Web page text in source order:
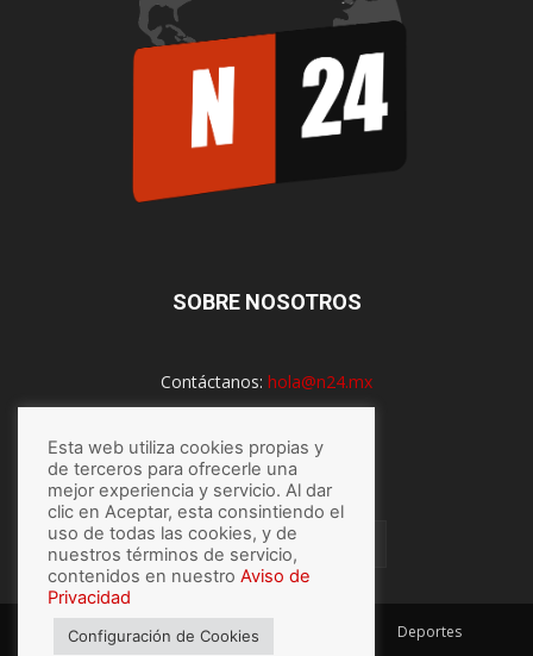
SOBRE NOSOTROS
Contáctanos: hola@n24.mx
SÍGUENOS
México Mundo Economía
Deportes
Esta web utiliza cookies propias y
de terceros para ofrecerle una
mejor experiencia y servicio. Al dar
clic en Aceptar, esta consintiendo el
uso de todas las cookies, y de
nuestros términos de servicio,
contenidos en nuestro Aviso de
Privacidad
Configuración de Cookies